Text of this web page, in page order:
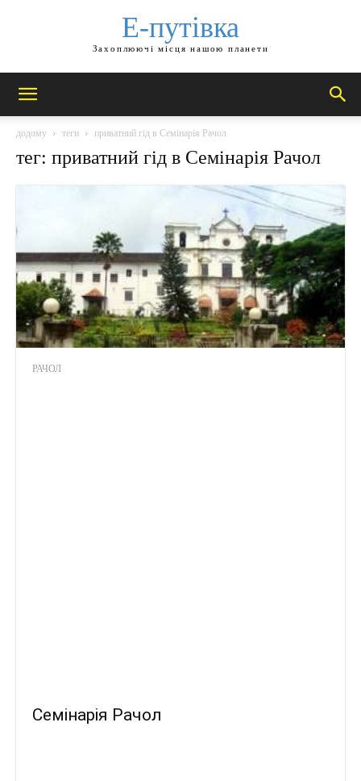
Е-путівка
Захоплюючі місця нашою планети
додому теги приватний гід в Семінарія Рачол
тег: приватний гід в Семінарія Рачол
РАЧОЛ
Семінарія Рачол